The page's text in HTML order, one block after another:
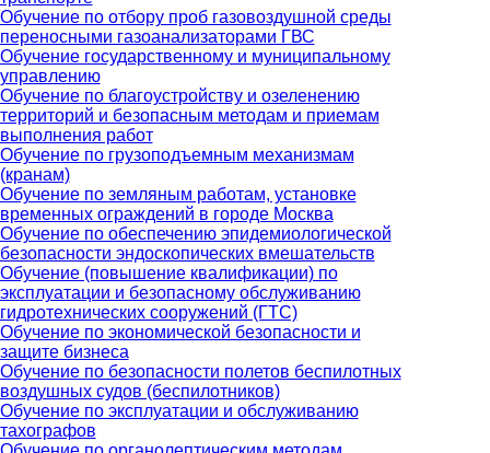
Обучение по отбору проб газовоздушной среды
переносными газоанализаторами ГВС
Обучение государственному и муниципальному
управлению
Обучение по благоустройству и озеленению
территорий и безопасным методам и приемам
выполнения работ
Обучение по грузоподъемным механизмам
(кранам)
Обучение по земляным работам, установке
временных ограждений в городе Москва
Обучение по обеспечению эпидемиологической
безопасности эндоскопических вмешательств
Обучение (повышение квалификации) по
эксплуатации и безопасному обслуживанию
гидротехнических сооружений (ГТС)
Обучение по экономической безопасности и
защите бизнеса
Обучение по безопасности полетов беспилотных
воздушных судов (беспилотников)
Обучение по эксплуатации и обслуживанию
тахографов